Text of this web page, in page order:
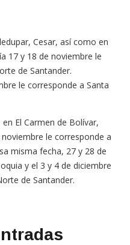
Cesar, así como en
17 y 18 de noviembre le
de Santander.
le corresponde a Santa
El Carmen de Bolívar,
le corresponde a
misma fecha, 27 y 28 de
y el 3 y 4 de diciembre
de Santander.